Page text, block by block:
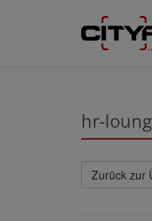
hr-
Zurück zur